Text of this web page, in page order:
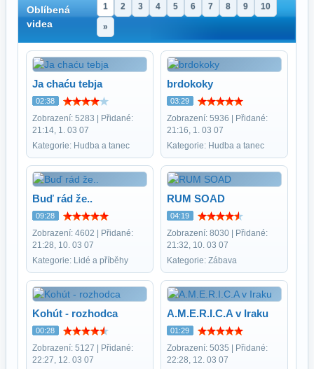
Oblíbená
videa
1 2 3 4 5 6 7 8 9 10
»
Ja chaću tebja
02:38
Zobrazení: 5283 | Přidané:
21:14, 1. 03 07
Kategorie: Hudba a tanec
brdokoky
03:29
Zobrazení: 5936 | Přidané:
21:16, 1. 03 07
Kategorie: Hudba a tanec
Buď rád že..
09:28
Zobrazení: 4602 | Přidané:
21:28, 10. 03 07
Kategorie: Lidé a příběhy
RUM SOAD
04:19
Zobrazení: 8030 | Přidané:
21:32, 10. 03 07
Kategorie: Zábava
Kohút - rozhodca
00:28
Zobrazení: 5127 | Přidané:
22:27, 12. 03 07
A.M.E.R.I.C.A v Iraku
01:29
Zobrazení: 5035 | Přidané:
22:28, 12. 03 07